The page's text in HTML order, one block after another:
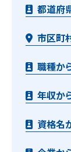
都道府
市区町
職種か
年収か
資格名